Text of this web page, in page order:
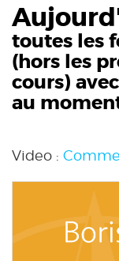
toutes les
(hors les
cours)
au
Video :